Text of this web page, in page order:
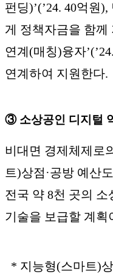
펀딩)’(’24. 40억원
게 정책자금을 함께
연계(매칭)융자
연계하여 지원한다.
③ 소상공인 디지털
비대면 경제체제로
트)상점·공방 예산
전국 약 8천 곳의 소
기술을 보급할 계획
* 지능형(스마트)상